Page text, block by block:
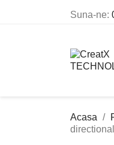
Suna-ne:
Acasa